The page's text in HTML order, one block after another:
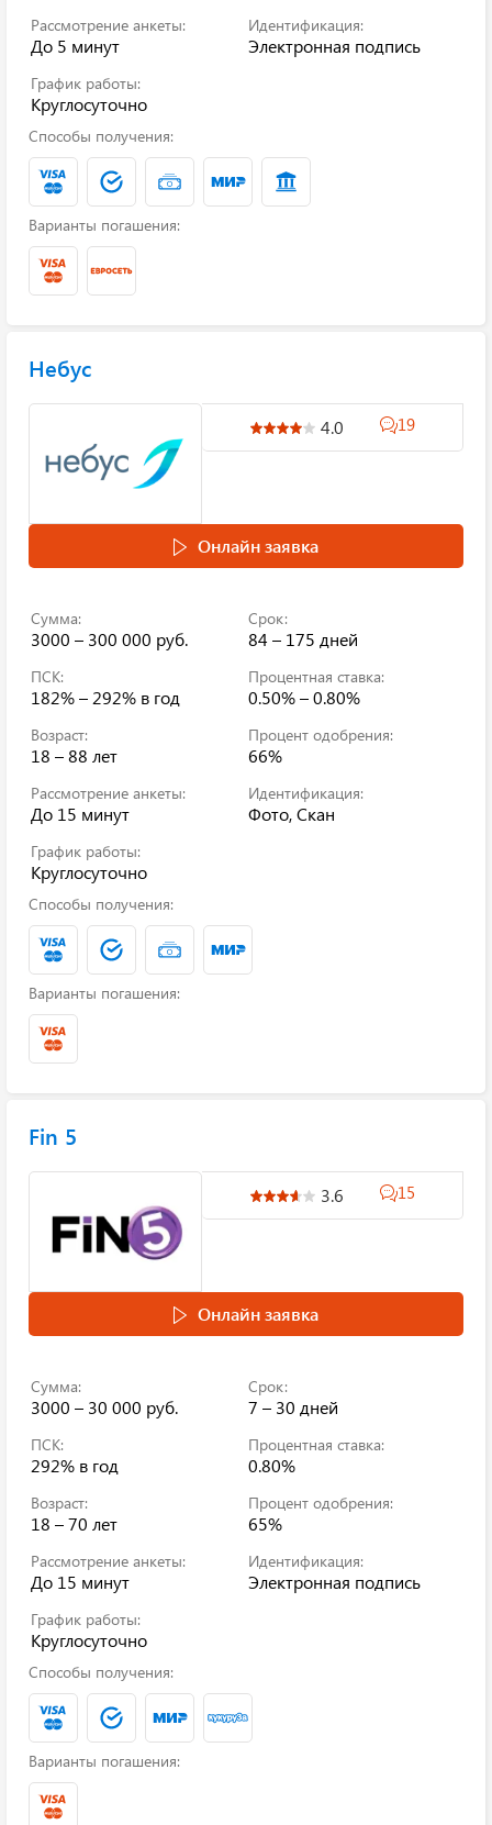
Рассмотрение анкеты:
До 5 минут
Идентификация:
Электронная подпись
График работы:
Круглосуточно
Способы получения:
Варианты погашения:
Небус
4.0 19
Онлайн заявка
Сумма:
3000 – 300 000 руб.
Срок:
84 – 175 дней
ПСК:
182% – 292% в год
Процентная ставка:
0.50% – 0.80%
Возраст:
18 – 88 лет
Процент одобрения:
66%
Рассмотрение анкеты:
До 15 минут
Идентификация:
Фото, Скан
График работы:
Круглосуточно
Способы получения:
Варианты погашения:
Fin 5
3.6 15
Онлайн заявка
Сумма:
3000 – 30 000 руб.
Срок:
7 – 30 дней
ПСК:
292% в год
Процентная ставка:
0.80%
Возраст:
18 – 70 лет
Процент одобрения:
65%
Рассмотрение анкеты:
До 15 минут
Идентификация:
Электронная подпись
График работы:
Круглосуточно
Способы получения:
Варианты погашения: